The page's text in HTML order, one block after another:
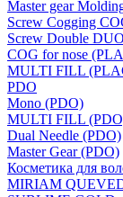
Master gear
Screw Cogging
Screw Double
COG for nose
MULTI FILL
PDO
Mono (PDO)
MULTI FILL
Dual Needle (PDO)
Master Gear (PDO)
Косметика для
MIRIAM